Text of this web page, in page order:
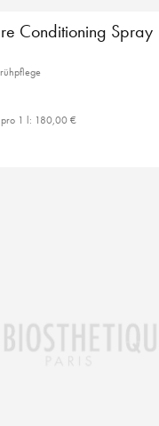
Conditioning Spray
1 l: 180,00 €